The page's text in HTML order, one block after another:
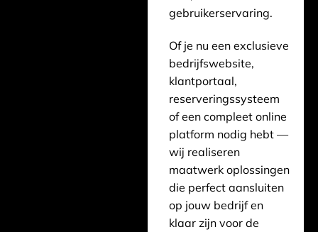
gebruikerservaring.
Of je nu een exclusieve
bedrijfswebsite,
klantportaal,
reserveringssysteem
of een compleet online
platform nodig hebt —
wij realiseren
maatwerk oplossingen
die perfect aansluiten
op jouw bedrijf en
klaar zijn voor de